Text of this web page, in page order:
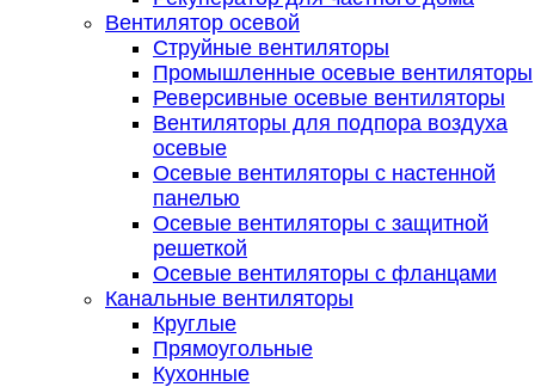
Вентилятор осевой
Струйные вентиляторы
Промышленные осевые вентиляторы
Реверсивные осевые вентиляторы
Вентиляторы для подпора воздуха
осевые
Осевые вентиляторы с настенной
панелью
Осевые вентиляторы с защитной
решеткой
Осевые вентиляторы с фланцами
Канальные вентиляторы
Круглые
Прямоугольные
Кухонные